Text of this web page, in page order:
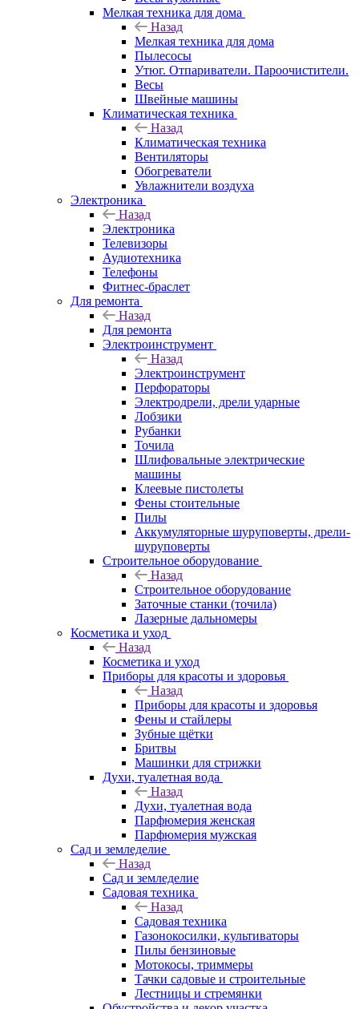
Мелкая техника для дома
Назад
Мелкая техника для дома
Пылесосы
Утюг. Отпариватели. Пароочистители.
Весы
Швейные машины
Климатическая техника
Назад
Климатическая техника
Вентиляторы
Обогреватели
Увлажнители воздуха
Электроника
Назад
Электроника
Телевизоры
Аудиотехника
Телефоны
Фитнес-браслет
Для ремонта
Назад
Для ремонта
Электроинструмент
Назад
Электроинструмент
Перфораторы
Электродрели, дрели ударные
Лобзики
Рубанки
Точила
Шлифовальные электрические
машины
Клеевые пистолеты
Фены стоительные
Пилы
Аккумуляторные шуруповерты, дрели-
шуруповерты
Строительное оборудование
Назад
Строительное оборудование
Заточные станки (точила)
Лазерные дальномеры
Косметика и уход
Назад
Косметика и уход
Приборы для красоты и здоровья
Назад
Приборы для красоты и здоровья
Фены и стайлеры
Зубные щётки
Бритвы
Машинки для стрижки
Духи, туалетная вода
Назад
Духи, туалетная вода
Парфюмерия женская
Парфюмерия мужская
Сад и земледелие
Назад
Сад и земледелие
Садовая техника
Назад
Садовая техника
Газонокосилки, культиваторы
Пилы бензиновые
Мотокосы, триммеры
Тачки садовые и строительные
Лестницы и стремянки